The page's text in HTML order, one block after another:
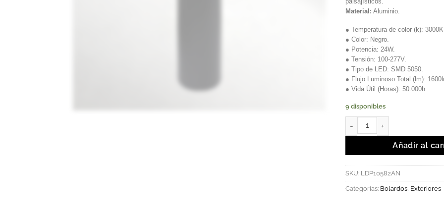
Material: Aluminio.
● Temperatura de color (k): 3000K.
● Color: Negro.
● Potencia: 24W.
● Tensión: 100-277V.
● Tipo de LED: SMD 5050.
● Flujo Luminoso Total (lm):
● Vida Útil (Horas): 50.000h
9 disponibles
Tynset - Luminaria LED Tipo
Añadir al
SKU: LDP10582AN
Categorías: Bolardos, Exteriores